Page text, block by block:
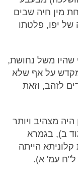
מין חיה שבים
של יפו, פלטתו
שהיו משל נחושת,
על אף שלא
לזהב, וזאת
מצהיב ויותר
ב), בגמרא
הייתה
ל"ח עמ' א).